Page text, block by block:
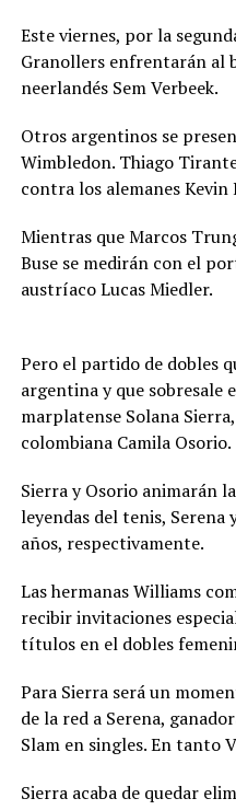
Este viernes, por la
Granollers enfrentarán al
neerlandés Sem Verbeek.
Otros argentinos se
Wimbledon. Thiago
contra los alemanes
Mientras que Marcos
Buse se medirán con el
austríaco Lucas Miedler.
Pero el partido de dobles
argentina y que sobresale
marplatense Solana
colombiana Camila Osorio.
Sierra y Osorio animarán
leyendas del tenis, Serena
años, respectivamente.
Las hermanas Williams
recibir invitaciones
títulos en el dobles
Para Sierra será un
de la red a Serena,
Slam en singles. En tanto
Sierra acaba de quedar